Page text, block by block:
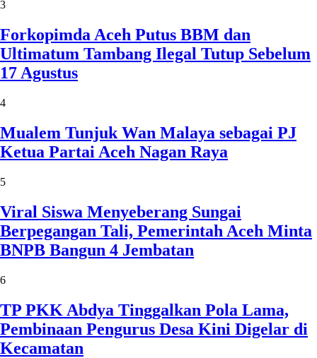
3
Forkopimda Aceh Putus BBM dan
Ultimatum Tambang Ilegal Tutup Sebelum
17 Agustus
4
Mualem Tunjuk Wan Malaya sebagai PJ
Ketua Partai Aceh Nagan Raya
5
Viral Siswa Menyeberang Sungai
Berpegangan Tali, Pemerintah Aceh Minta
BNPB Bangun 4 Jembatan
6
TP PKK Abdya Tinggalkan Pola Lama,
Pembinaan Pengurus Desa Kini Digelar di
Kecamatan